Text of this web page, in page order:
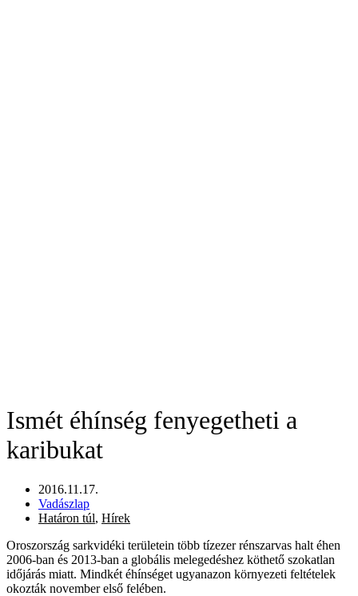
Ismét éhínség fenyegetheti a
karibukat
2016.11.17.
Vadászlap
Határon túl, Hírek
Oroszország sarkvidéki területein több tízezer rénszarvas halt éhen
2006-ban és 2013-ban a globális melegedéshez köthető szokatlan
időjárás miatt. Mindkét éhínséget ugyanazon környezeti feltételek
okozták november első felében.